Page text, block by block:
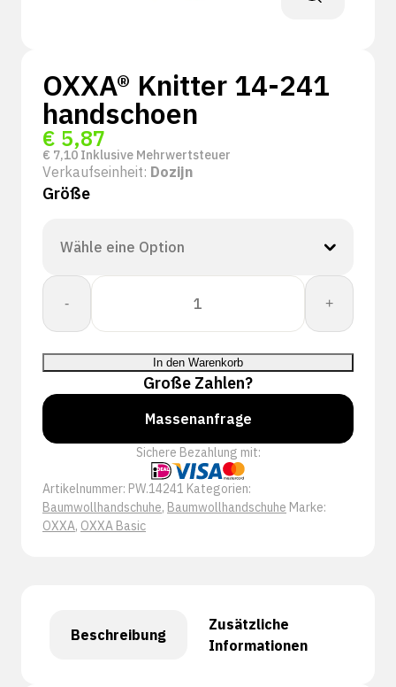
OXXA® Knitter 14-241
handschoen
€ 5,87
€ 7,10 Inklusive Mehrwertsteuer
Verkaufseinheit: Dozijn
Größe
-
OXXA®
Knitter
14-
241
handschoen
Menge
+
In den Warenkorb
Große Zahlen?
Massenanfrage
Sichere Bezahlung mit:
Artikelnummer: PW.14241 Kategorien:
Baumwollhandschuhe, Baumwollhandschuhe Marke:
OXXA, OXXA Basic
Beschreibung
Zusätzliche
Informationen